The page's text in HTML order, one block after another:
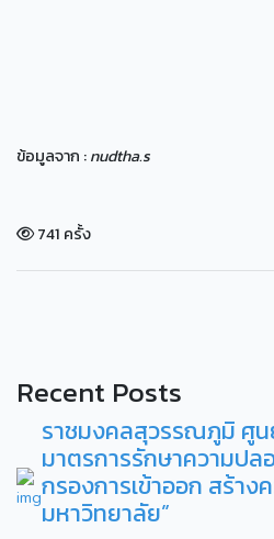
ข้อมูลจาก :nudtha.s
741 ครั้ง
Recent Posts
ราชมงคลสุวรรณภูมิ ศู
มาตรการรักษาความป
กรองการเข้าออก สร้าง
มหาวิทยาลัย”